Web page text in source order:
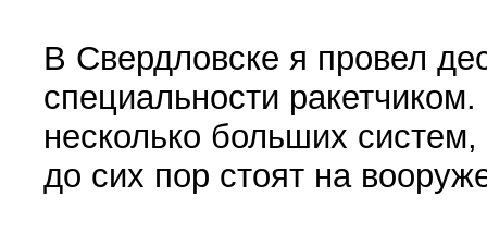
В Свердловске я провел
специальности
несколько больших
до сих пор стоят на